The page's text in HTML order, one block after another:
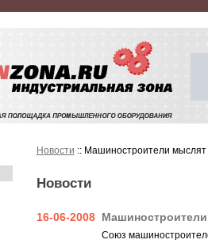
Новости :: Машиностроители мыслят
Новости
16-06-2008 Машиностроители
Союз